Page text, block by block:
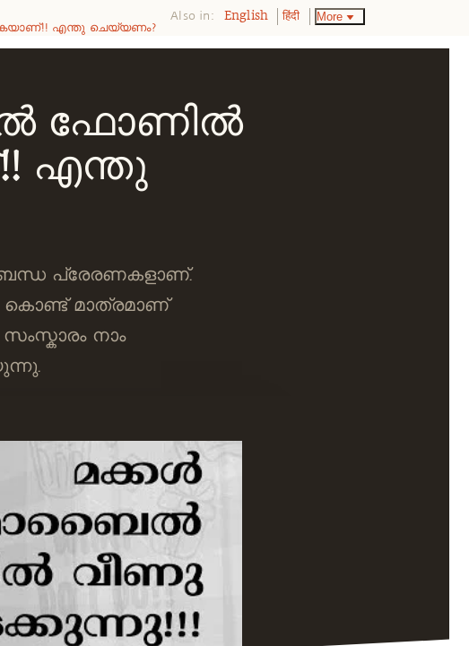
എന്തു ചെയ്യണം?
Also in: English हिंदी More
ഫോണില്‍
എന്തു
പ്രേരണകളാണ്.
മാത്രമാണ്
നാം